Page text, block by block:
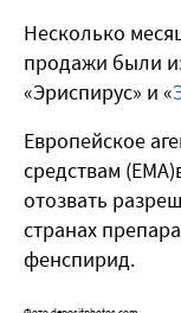
Несколько
продажи были
«Эриспирус» и «
Европейское
средствам
отозвать
странах
фенспирид.